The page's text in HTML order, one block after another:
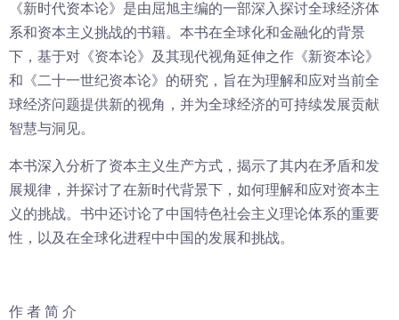
《新时代资本论》是由屈旭主编的一部深入探讨全球经济体
系和资本主义挑战的书籍。本书在全球化和金融化的背景
下，基于对《资本论》及其现代视角延伸之作《新资本论》
和《二十一世纪资本论》的研究，旨在为理解和应对当前全
球经济问题提供新的视角，并为全球经济的可持续发展贡献
智慧与洞见。
本书深入分析了资本主义生产方式，揭示了其内在矛盾和发
展规律，并探讨了在新时代背景下，如何理解和应对资本主
义的挑战。书中还讨论了中国特色社会主义理论体系的重要
性，以及在全球化进程中中国的发展和挑战。
作 者 简 介